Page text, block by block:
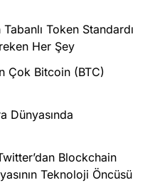
Token Standardı
Her Şey
Çok Bitcoin (BTC)
Dünyasında
Blockchain
Teknoloji Öncüsü